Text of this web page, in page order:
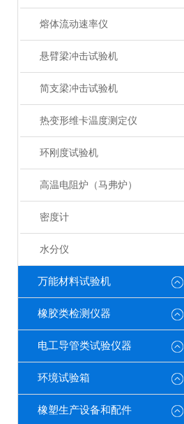
熔体流动速率仪
悬臂梁冲击试验机
简支梁冲击试验机
热变形维卡温度测定仪
环刚度试验机
高温电阻炉（马弗炉）
密度计
水分仪
万能材料试验机
橡胶类检测仪器
电工导管类试验仪器
环境试验箱
橡塑生产设备和配件